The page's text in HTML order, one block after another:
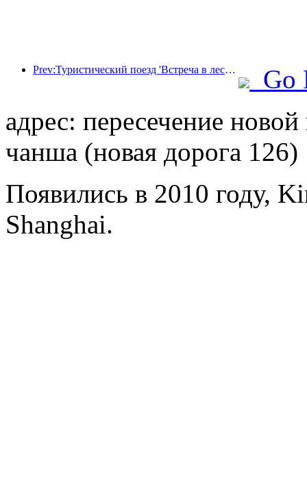
Prev:Туристический поезд 'Встреча в лесу Хулунбуир - Экспресс Дасинганлин - Поезд 'Звездный свет' - Путешествие в Тяньи' совершает свой первый рейс.
Go
адрес: пересечение
чанша (новая дорога 126)
Появились в 2010 году,
Shanghai.